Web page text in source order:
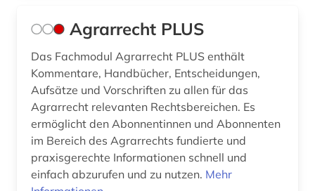
commonwealth (9)
compliance (1)
controlling (1)
copyright (1)
corona (1)
corpus iuris civilis (1)
Agrarrecht PLUS
Das Fachmodul Agrarrecht PLUS enthält
Kommentare, Handbücher, Entscheidungen,
Aufsätze und Vorschriften zu allen für das
Agrarrecht relevanten Rechtsbereichen. Es
ermöglicht den Abonnentinnen und Abonnenten
im Bereich des Agrarrechts fundierte und
praxisgerechte Informationen schnell und
einfach abzurufen und zu nutzen. Mehr